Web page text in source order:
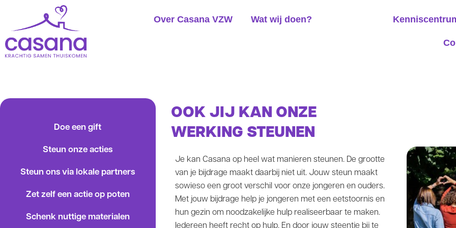
inhoud
Over Casana VZW Wat wij doen?
Doe een gift
Steun onze acties
Steun ons via lokale partners
Zet zelf een actie op poten
Schenk nuttige materialen
OOK JIJ KAN ONZE
WERKING STEUNEN
Je kan Casana op heel wat manieren steunen. De grootte
van je bijdrage maakt daarbij niet uit. Jouw steun maakt
sowieso een groot verschil voor onze jongeren en ouders.
Met jouw bijdrage help je jongeren met een eetstoornis en
hun gezin om noodzakelijke hulp realiseerbaar te maken.
Iedereen heeft recht op hulp. En door jouw steentje bij te